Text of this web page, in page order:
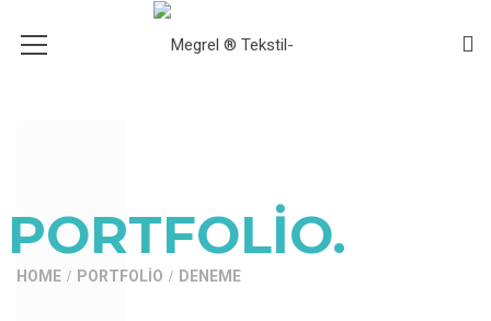
PORTFOLIO.
HOME PORTFOLIO DENEME